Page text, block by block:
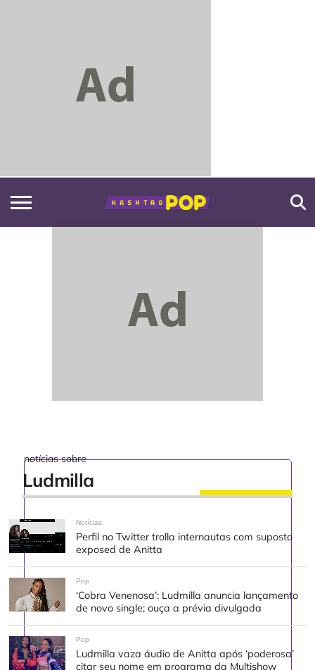
notícias sobre
Ludmilla
Notícias
Perfil no Twitter trolla internautas com suposto
exposed de Anitta
Pop
‘Cobra Venenosa’: Ludmilla anuncia lançamento
de novo single; ouça a prévia divulgada
Pop
Ludmilla vaza áudio de Anitta após ‘poderosa’
citar seu nome em programa da Multishow